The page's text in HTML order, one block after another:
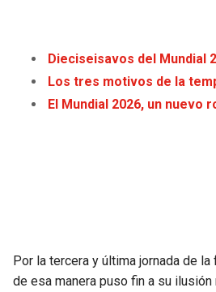
Dieciseisavos del Mundial
Los tres motivos de la
El Mundial 2026, un nuevo
Por la tercera y última jornada de
de esa manera puso fin a su